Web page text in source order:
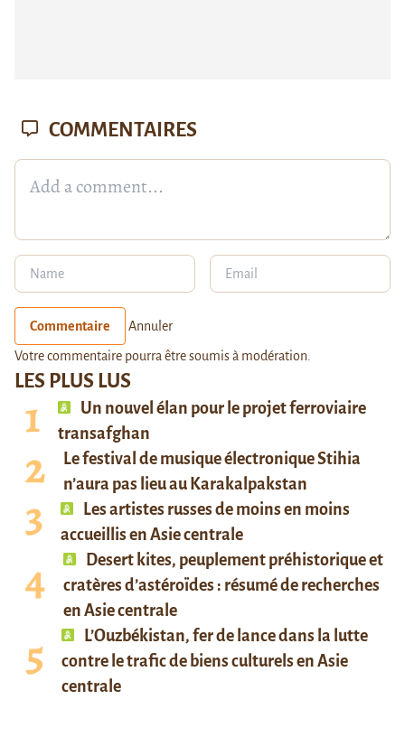
LES PLUS LUS
Un nouvel élan pour le projet ferroviaire
transafghan
Le festival de musique électronique Stihia
n’aura pas lieu au Karakalpakstan
Les artistes russes de moins en moins
accueillis en Asie centrale
Desert kites, peuplement préhistorique et
cratères d’astéroïdes : résumé de recherches
en Asie centrale
L’Ouzbékistan, fer de lance dans la lutte
contre le trafic de biens culturels en Asie
centrale
COMMENTAIRES
Commentaire Annuler
Votre commentaire pourra être soumis à modération.